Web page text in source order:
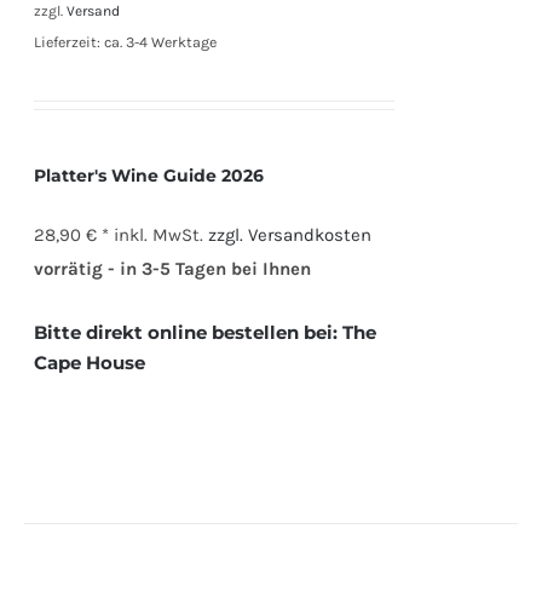
zzgl.Versand
Lieferzeit: ca. 3-4 Werktage
Platter's Wine Guide 2026
28,90 € * inkl. MwSt.zzgl. Versandkosten
vorrätig - in 3-5 Tagen bei Ihnen
Bitte direkt online bestellen bei:The
Cape House